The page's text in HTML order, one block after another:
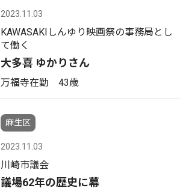
2023.11.03
KAWASAKIしんゆり映画祭の事務局とし
て働く
大多喜 ゆかりさん
万福寺在勤 43歳
麻生区
2023.11.03
川崎市議会
議場62年の歴史に幕